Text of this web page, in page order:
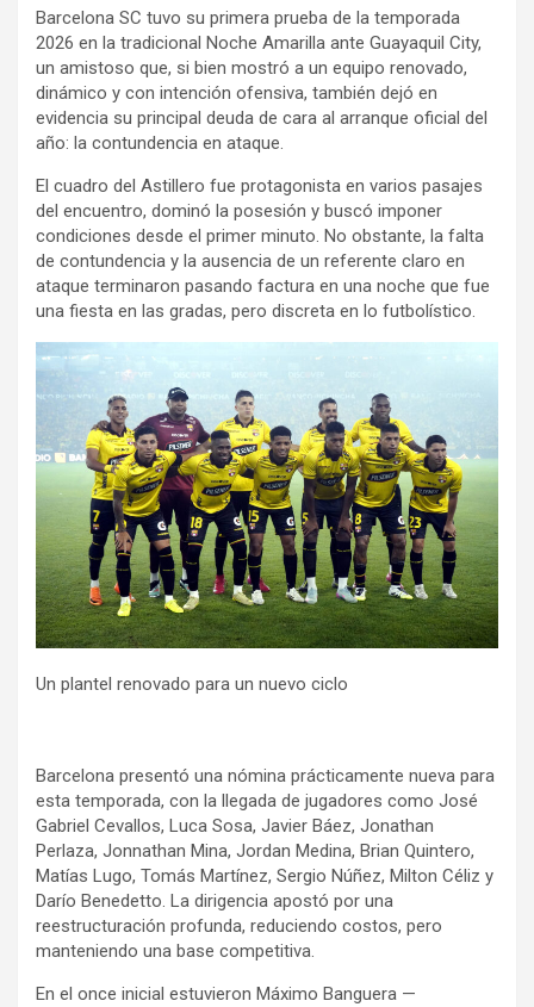
Barcelona SC tuvo su primera prueba de la temporada
2026 en la tradicional Noche Amarilla ante Guayaquil City,
un amistoso que, si bien mostró a un equipo renovado,
dinámico y con intención ofensiva, también dejó en
evidencia su principal deuda de cara al arranque oficial del
año: la contundencia en ataque.
El cuadro del Astillero fue protagonista en varios pasajes
del encuentro, dominó la posesión y buscó imponer
condiciones desde el primer minuto. No obstante, la falta
de contundencia y la ausencia de un referente claro en
ataque terminaron pasando factura en una noche que fue
una fiesta en las gradas, pero discreta en lo futbolístico.
Un plantel renovado para un nuevo ciclo
Barcelona presentó una nómina prácticamente nueva para
esta temporada, con la llegada de jugadores como José
Gabriel Cevallos, Luca Sosa, Javier Báez, Jonathan
Perlaza, Jonnathan Mina, Jordan Medina, Brian Quintero,
Matías Lugo, Tomás Martínez, Sergio Núñez, Milton Céliz y
Darío Benedetto. La dirigencia apostó por una
reestructuración profunda, reduciendo costos, pero
manteniendo una base competitiva.
En el once inicial estuvieron Máximo Banguera —